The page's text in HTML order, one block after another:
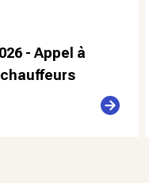
- Appel à